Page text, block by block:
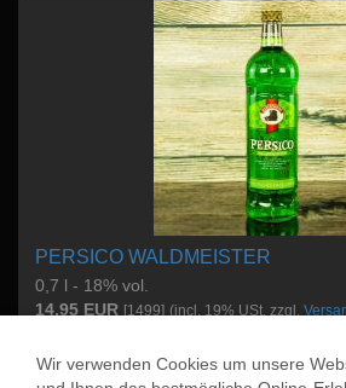
PERSICO WALDMEISTER
0,7 l - 18% vol.
14,95 EUR [1499] (incl. 19% USt. zzgl.
Wir verwenden Cookies um unsere